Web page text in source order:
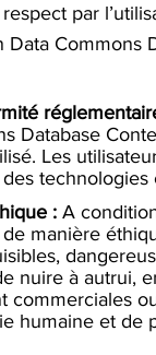
par
Data Commons
Database
Les
: A
manière
nuire à autrui,
commerciales
humaine et de